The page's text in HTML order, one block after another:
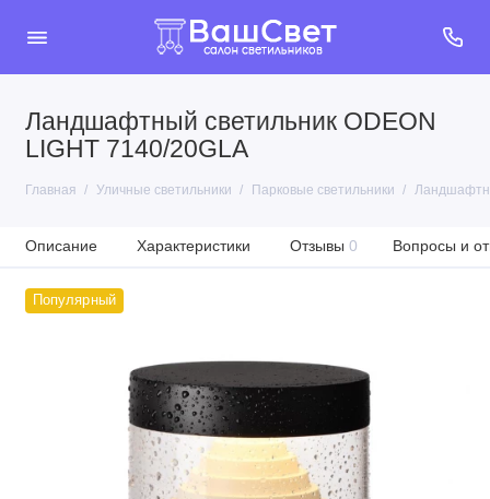
Ландшафтный светильник ODEON
LIGHT 7140/20GLA
Главная Уличные светильники Парковые светильники
Описание Характеристики Отзывы 0 Вопросы и
Популярный